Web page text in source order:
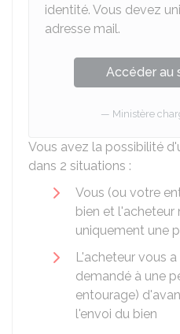
identité. Vous devez
adresse mail.
Accéder au
Ministère
Vous avez la possibilité
dans 2 situations :
Vous (ou votre
bien et l'acheteur
uniquement une
L'acheteur vous
demandé à une
entourage)
l'envoi du bien